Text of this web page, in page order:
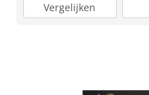
Vergelijken